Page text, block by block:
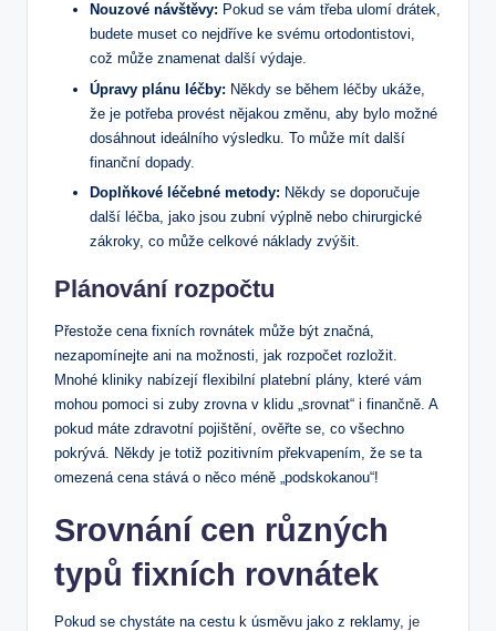
Nouzové návštěvy: Pokud se vám třeba ulomí drátek,
budete muset co nejdříve ke svému ortodontistovi,
což může znamenat další výdaje.
Úpravy plánu léčby: Někdy se během léčby ukáže,
že je potřeba provést nějakou změnu, aby bylo možné
dosáhnout ideálního výsledku. To může mít další
finanční dopady.
Doplňkové léčebné metody: Někdy se doporučuje
další léčba, jako jsou zubní výplně nebo chirurgické
zákroky, co může celkové náklady zvýšit.
Plánování rozpočtu
Přestože cena fixních rovnátek může být značná,
nezapomínejte ani na možnosti, jak rozpočet rozložit.
Mnohé kliniky nabízejí flexibilní platební plány, které vám
mohou pomoci si zuby zrovna v klidu „srovnat“ i finančně. A
pokud máte zdravotní pojištění, ověřte se, co všechno
pokrývá. Někdy je totiž pozitivním překvapením, že se ta
omezená cena stává o něco méně „podskokanou“!
Srovnání cen různých
typů fixních rovnátek
Pokud se chystáte na cestu k úsměvu jako z reklamy, je